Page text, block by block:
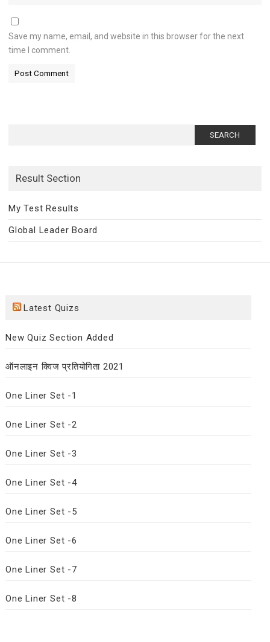
Save my name, email, and website in this browser for the next
time I comment.
Result Section
My Test Results
Global Leader Board
Latest Quizs
New Quiz Section Added
ऑनलाइन क्विज प्रतियोगिता 2021
One Liner Set -1
One Liner Set -2
One Liner Set -3
One Liner Set -4
One Liner Set -5
One Liner Set -6
One Liner Set -7
One Liner Set -8